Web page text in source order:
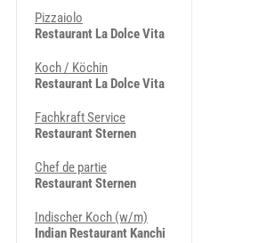
Pizzaiolo
Restaurant La Dolce Vita
Koch / Köchin
Restaurant La Dolce Vita
Fachkraft Service
Restaurant Sternen
Chef de partie
Restaurant Sternen
Indischer Koch (w/m)
Indian Restaurant Kanchi